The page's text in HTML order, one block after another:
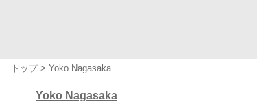
トップ Yoko Nagasaka
Yoko Nagasaka